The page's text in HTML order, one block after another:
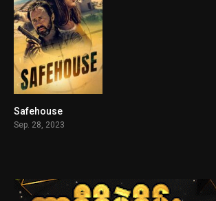
Safehouse
Sep. 28, 2023